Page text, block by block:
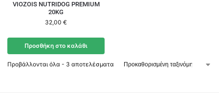
VIOZOIS NUTRIDOG PREMIUM
20KG
32,00 €
Προσθήκη στο καλάθι
Προβάλλονται όλα - 3 αποτελέσματα